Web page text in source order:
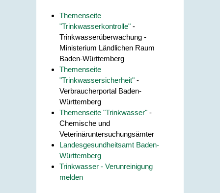
Themenseite
"Trinkwasserkontrolle" -
Trinkwasserüberwachung -
Ministerium Ländlichen Raum
Baden-Württemberg
Themenseite
"Trinkwassersicherheit" -
Verbraucherportal Baden-
Württemberg
Themenseite "Trinkwasser" -
Chemische und
Veterinäruntersuchungsämter
Landesgesundheitsamt Baden-
Württemberg
Trinkwasser - Verunreinigung
melden